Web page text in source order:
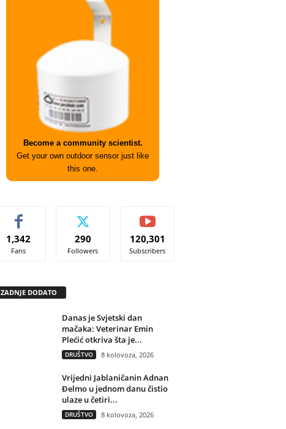
Become a community scientist.
Get your own outdoor sensor just like
this one.
1,342
Fans
290
Followers
120,301
Subscribers
ZADNJE DODATO
Danas je Svjetski dan
mačaka: Veterinar Emin
Plećić otkriva šta je...
DRUŠTVO 8 kolovoza, 2026
Vrijedni Jablaničanin Adnan
Đelmo u jednom danu čistio
ulaze u četiri...
DRUŠTVO 8 kolovoza, 2026